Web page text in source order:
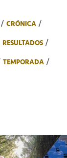
CRÓNICA
RESULTADOS
TEMPORADA